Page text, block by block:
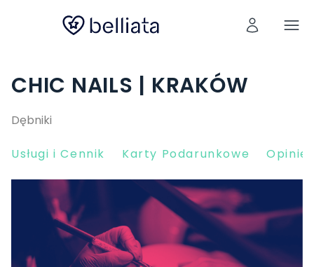
CHIC NAILS | KRAKÓW
Dębniki
Usługi i Cennik Karty Podarunkowe Opinie